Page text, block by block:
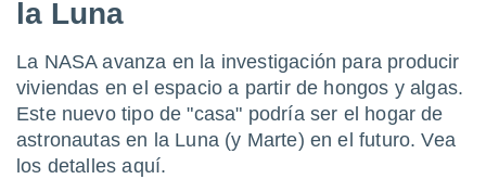
se
calidad.
las
y
forma
la Luna
La NASA avanza en la investigación para producir
viviendas en el espacio a partir de hongos y algas.
Este nuevo tipo de "casa" podría ser el hogar de
astronautas en la Luna (y Marte) en el futuro. Vea
los detalles aquí.